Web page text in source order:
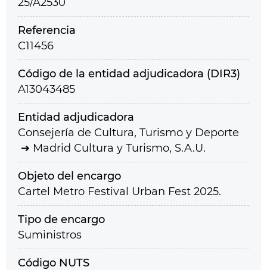
Referencia
C11456
Código de la entidad adjudicadora (DIR3)
A13043485
Entidad adjudicadora
Consejería de Cultura, Turismo y Deporte
Madrid Cultura y Turismo, S.A.U.
Objeto del encargo
Cartel Metro Festival Urban Fest 2025.
Tipo de encargo
Suministros
Código NUTS